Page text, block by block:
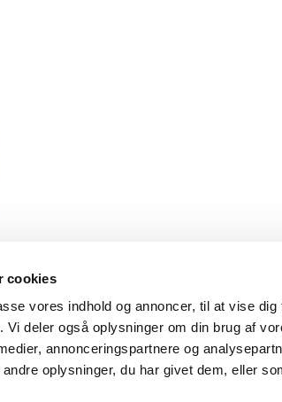
cookies
vores indhold og annoncer, til at vise
deler også oplysninger om din brug af
annonceringspartnere og
oplysninger, du har givet dem, eller
og Livsstilsmesse - Energien i Centrum